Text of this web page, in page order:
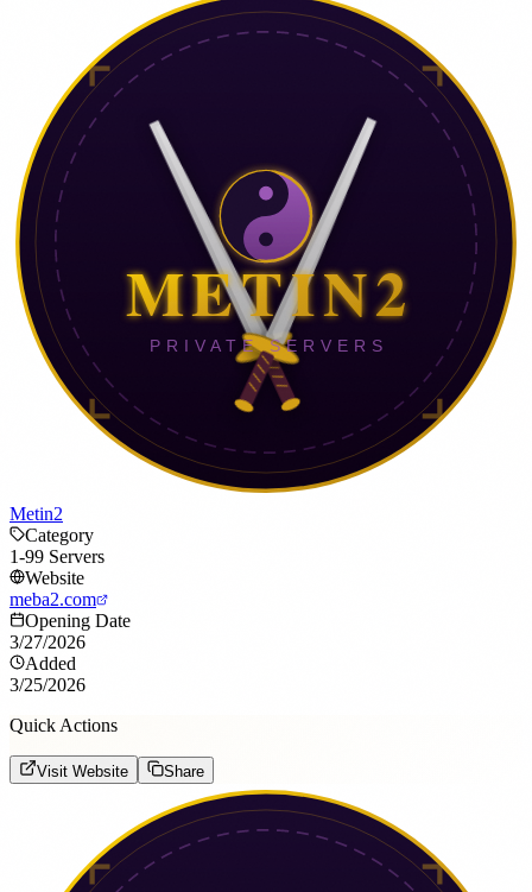
Metin2
Category
1-99 Servers
Website
meba2.com
Opening Date
3/27/2026
Added
3/25/2026
Quick Actions
Visit Website Share